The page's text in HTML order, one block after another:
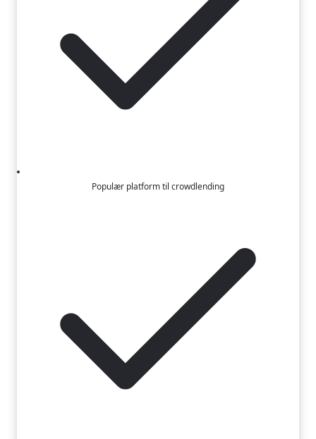
Populær platform til crowdlending